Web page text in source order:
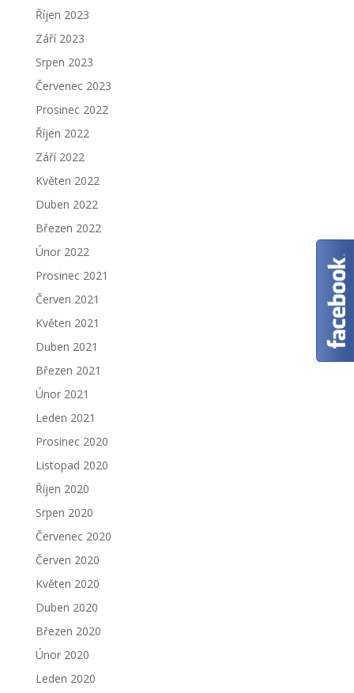
Říjen 2023
Září 2023
Srpen 2023
Červenec 2023
Prosinec 2022
Říjen 2022
Září 2022
Květen 2022
Duben 2022
Březen 2022
Únor 2022
Prosinec 2021
Červen 2021
Květen 2021
Duben 2021
Březen 2021
Únor 2021
Leden 2021
Prosinec 2020
Listopad 2020
Říjen 2020
Srpen 2020
Červenec 2020
Červen 2020
Květen 2020
Duben 2020
Březen 2020
Únor 2020
Leden 2020